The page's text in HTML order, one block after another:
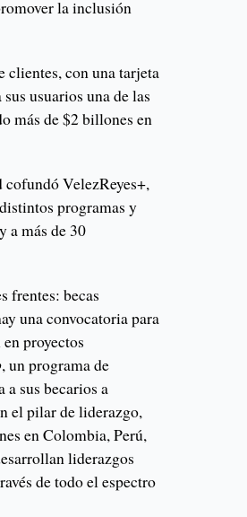
la inclusión
clientes, con una tarjeta
usuarios una de las
más de $2 billones en
cofundó VelezReyes+,
programas y
a más de 30
frentes: becas
una convocatoria para
proyectos
, un programa de
a sus becarios a
el pilar de liderazgo,
en Colombia, Perú,
liderazgos
de todo el espectro